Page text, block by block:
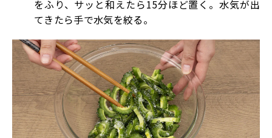
をふり、サッと和えたら15分ほど置く。水気が出
てきたら手で水気を絞る。